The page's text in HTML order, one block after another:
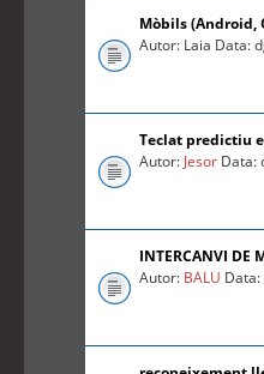
Mòbils (Android,
Autor: Laia Data:
Teclat predictiu
Autor: Jesor Data:
INTERCANVI DE
Autor: BALU